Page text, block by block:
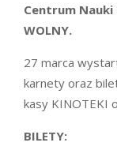
Centrum Nauki
WOLNY.
27 marca
karnety oraz
kasy KINOTEKI
BILETY: